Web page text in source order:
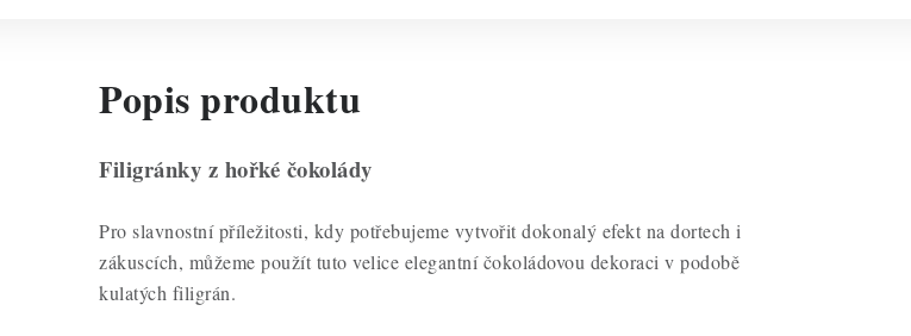
Popis produktu
Filigránky z hořké čokolády
Pro slavnostní příležitosti, kdy potřebujeme vytvořit dokonalý efekt na dortech i
zákuscích, můžeme použít tuto velice elegantní čokoládovou dekoraci v podobě
kulatých filigrán.